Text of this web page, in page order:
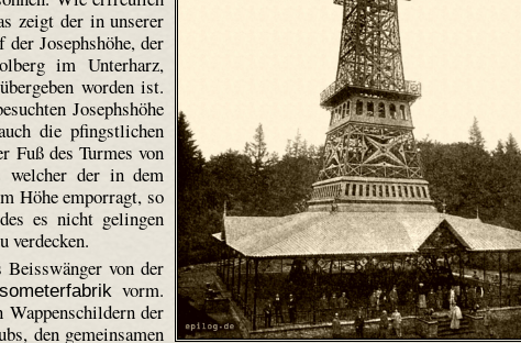
zeigt der in unserer
Josephs­höhe, der
im Unterharz,
worden ist.
Josephs­höhe
die pfingstlichen
Fuß des Turmes von
welcher der in dem
Höhe emporragt, so
es nicht gelingen
verdecken.
von der
vorm.
der
den gemeinsamen